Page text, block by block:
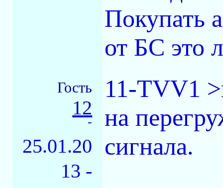
Покупать
от БС это
Гость
12
-
25.01.20
13 -
11-TVV1
на
сигнала.